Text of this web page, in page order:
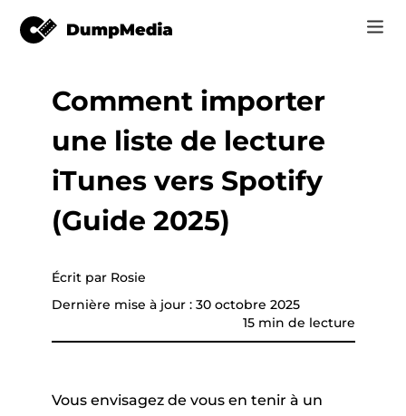
Music
de
YouTube
Vidéo
Outils en ligne
Spotify en mp3
Suno à MP3
Boutique
Comment
Assistance
Se connecter
S'inscrire
Comment importer
une liste de lecture
iTunes vers Spotify
(Guide 2025)
Écrit par Rosie
Dernière mise à jour : 30 octobre 2025
15 min de lecture
Vous envisagez de vous en tenir à un